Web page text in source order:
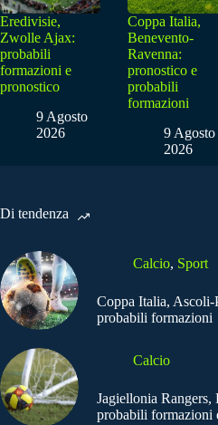
Eredivisie,
Zwolle Ajax:
probabili
formazioni e
pronostico
9 Agosto
2026
Coppa Italia,
Benevento-
Ravenna:
pronostico e
probabili
formazioni
9 Agosto
2026
Di tendenza
Calcio, Sport
Coppa Italia, Ascoli-
probabili formazioni
Calcio
Jagiellonia Rangers,
probabili formazioni